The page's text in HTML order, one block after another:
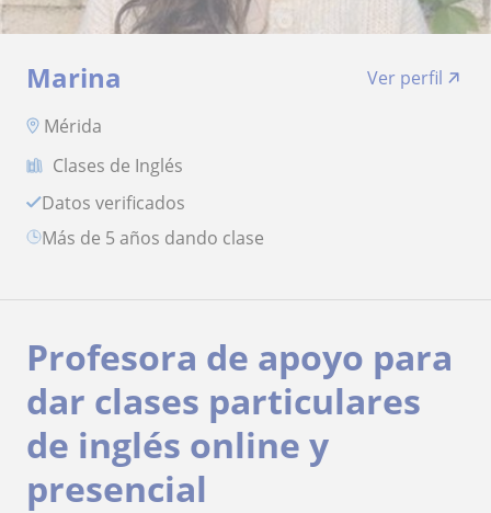
Marina
Ver perfil
Mérida
Clases de Inglés
Datos verificados
más de 5 años dando clase
Profesora de apoyo para
dar clases particulares
de inglés online y
presencial